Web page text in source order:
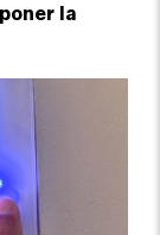
la